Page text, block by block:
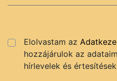
Elolvastam az
hozzájárulok az
hírlevelek és